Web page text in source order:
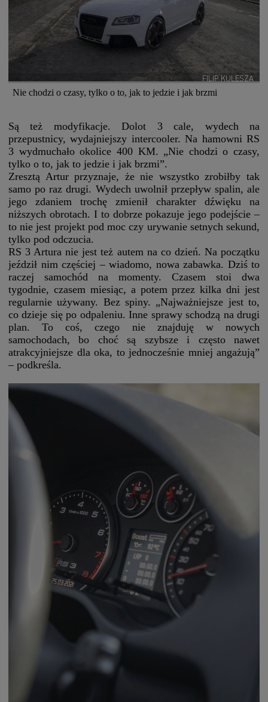
FILIP KULESZA
Nie chodzi o czasy, tylko o to, jak to jedzie i jak brzmi
Są też modyfikacje. Dolot 3 cale, wydech na
przepustnicy, wydajniejszy intercooler. Na hamowni RS
3 wydmuchało okolice 400 KM. „Nie chodzi o czasy,
tylko o to, jak to jedzie i jak brzmi”.
Zresztą Artur przyznaje, że nie wszystko zrobiłby tak
samo po raz drugi. Wydech uwolnił przepływ spalin, ale
jego zdaniem trochę zmienił charakter dźwięku na
niższych obrotach. I to dobrze pokazuje jego podejście –
to nie jest projekt pod moc czy urywanie setnych sekund,
tylko pod odczucia.
RS 3 Artura nie jest też autem na co dzień. Na początku
jeździł nim częściej – wiadomo, nowa zabawka. Dziś to
raczej samochód na momenty. Czasem stoi dwa
tygodnie, czasem miesiąc, a potem przez kilka dni jest
regularnie używany. Bez spiny. „Najważniejsze jest to,
co dzieje się po odpaleniu. Inne sprawy schodzą na drugi
plan. To coś, czego nie znajduję w nowych
samochodach, bo choć są szybsze i często nawet
atrakcyjniejsze dla oka, to jednocześnie mniej angażują”
– podkreśla.